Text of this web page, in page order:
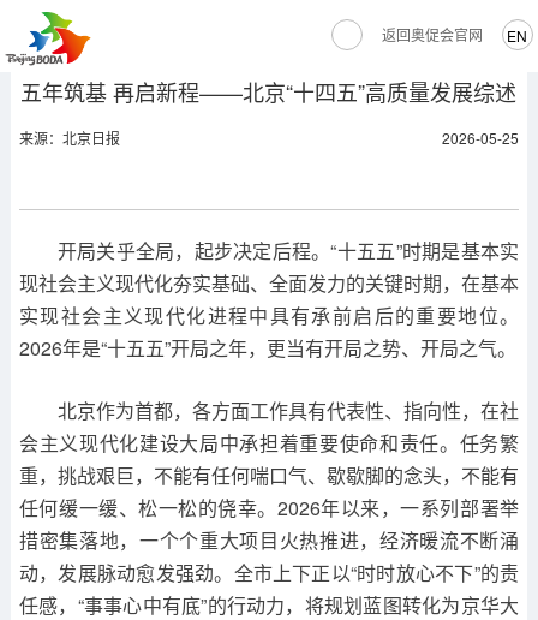
EN
返回奥促会官网
五年筑基 再启新程——北京“十四五”高质量发展综述
来源：北京日报 2026-05-25
开局关乎全局，起步决定后程。“十五五”时期是基本实
现社会主义现代化夯实基础、全面发力的关键时期，在基本
实现社会主义现代化进程中具有承前启后的重要地位。
2026年是“十五五”开局之年，更当有开局之势、开局之气。
北京作为首都，各方面工作具有代表性、指向性，在社
会主义现代化建设大局中承担着重要使命和责任。任务繁
重，挑战艰巨，不能有任何喘口气、歇歇脚的念头，不能有
任何缓一缓、松一松的侥幸。2026年以来，一系列部署举
措密集落地，一个个重大项目火热推进，经济暖流不断涌
动，发展脉动愈发强劲。全市上下正以“时时放心不下”的责
任感，“事事心中有底”的行动力，将规划蓝图转化为京华大